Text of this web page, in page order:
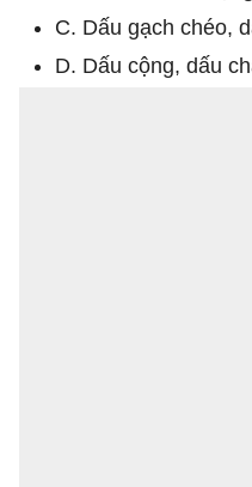
C. Dấu gạch chéo,
D. Dấu cộng, dấu